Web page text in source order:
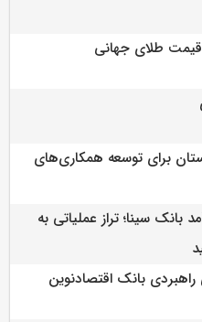
طلای جهانی
برای توسعه همکاری‌های
بانک سینا؛ تراز عملیاتی به
بانک اقتصادنوین